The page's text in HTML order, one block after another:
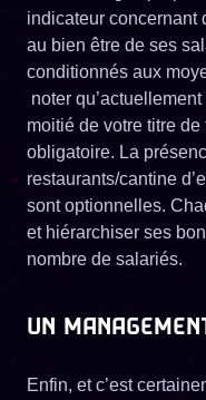
indicateur concernant
au bien être de ses
conditionnés aux
noter
moitié de votre titre
obligatoire. La
restaurants/cantine
sont optionnelles.
et hiérarchiser ses
nombre de salariés.
UN
Enfin, et c’est